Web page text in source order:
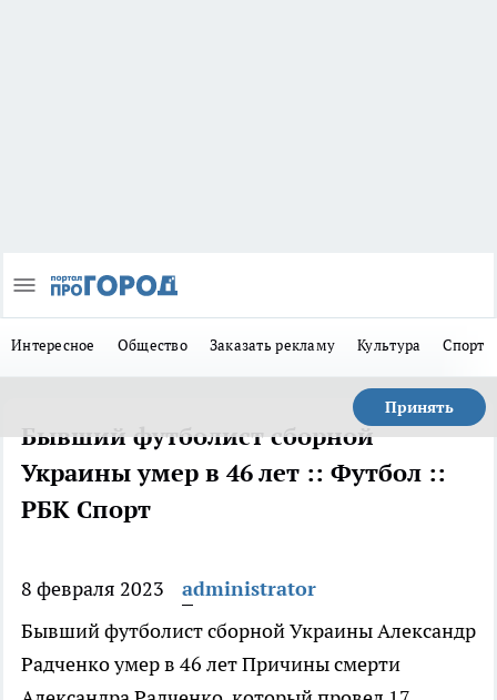
Интересное Общество Заказать рекламу Культура Спорт
Принять
Бывший футболист сборной
Украины умер в 46 лет :: Футбол ::
РБК Спорт
8 февраля 2023
administrator
Бывший футболист сборной Украины Александр
Радченко умер в 46 летПричины смерти